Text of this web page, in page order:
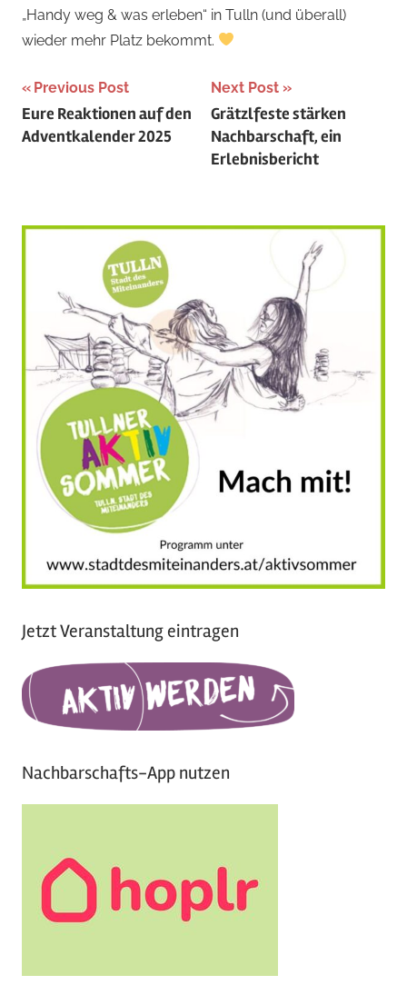
„Handy weg & was erleben“ in Tulln (und überall)
wieder mehr Platz bekommt.
Tagged
with
Digital
Miteinander
Aktivitäten,
Miteinander
erleben
Beitragsnavigation
Previous Post
Eure Reaktionen auf den
Adventkalender 2025
Next Post
Grätzlfeste stärken
Nachbarschaft, ein
Erlebnisbericht
Jetzt Veranstaltung eintragen
Nachbarschafts-App nutzen